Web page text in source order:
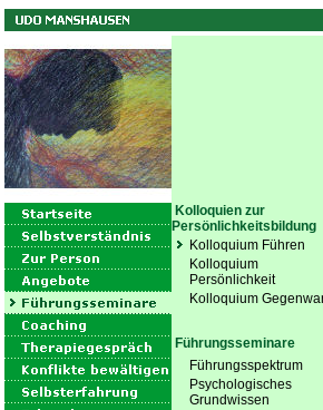
Kolloquien zur
Persönlichkeitsbildung
Kolloquium Führen
Kolloquium
Persönlichkeit
Kolloquium
Führungsseminare
Führungsspektrum
Psychologisches
Grundwissen